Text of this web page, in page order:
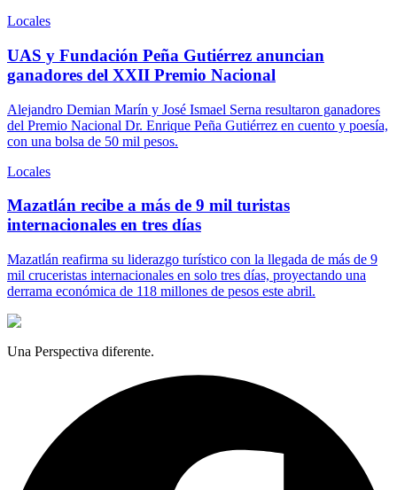
Locales
UAS y Fundación Peña Gutiérrez anuncian
ganadores del XXII Premio Nacional
Alejandro Demian Marín y José Ismael Serna resultaron ganadores
del Premio Nacional Dr. Enrique Peña Gutiérrez en cuento y poesía,
con una bolsa de 50 mil pesos.
Locales
Mazatlán recibe a más de 9 mil turistas
internacionales en tres días
Mazatlán reafirma su liderazgo turístico con la llegada de más de 9
mil cruceristas internacionales en solo tres días, proyectando una
derrama económica de 118 millones de pesos este abril.
Una Perspectiva diferente.